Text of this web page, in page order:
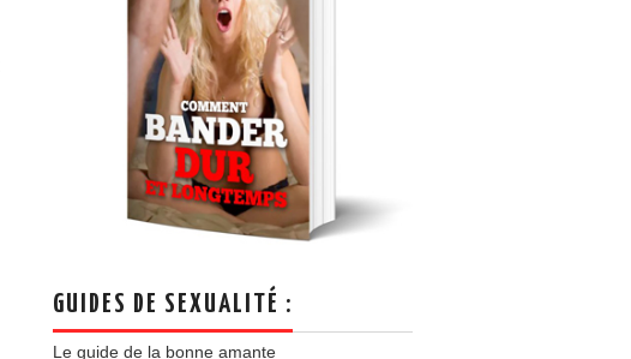
GUIDES DE SEXUALITÉ :
Le guide de la bonne amante